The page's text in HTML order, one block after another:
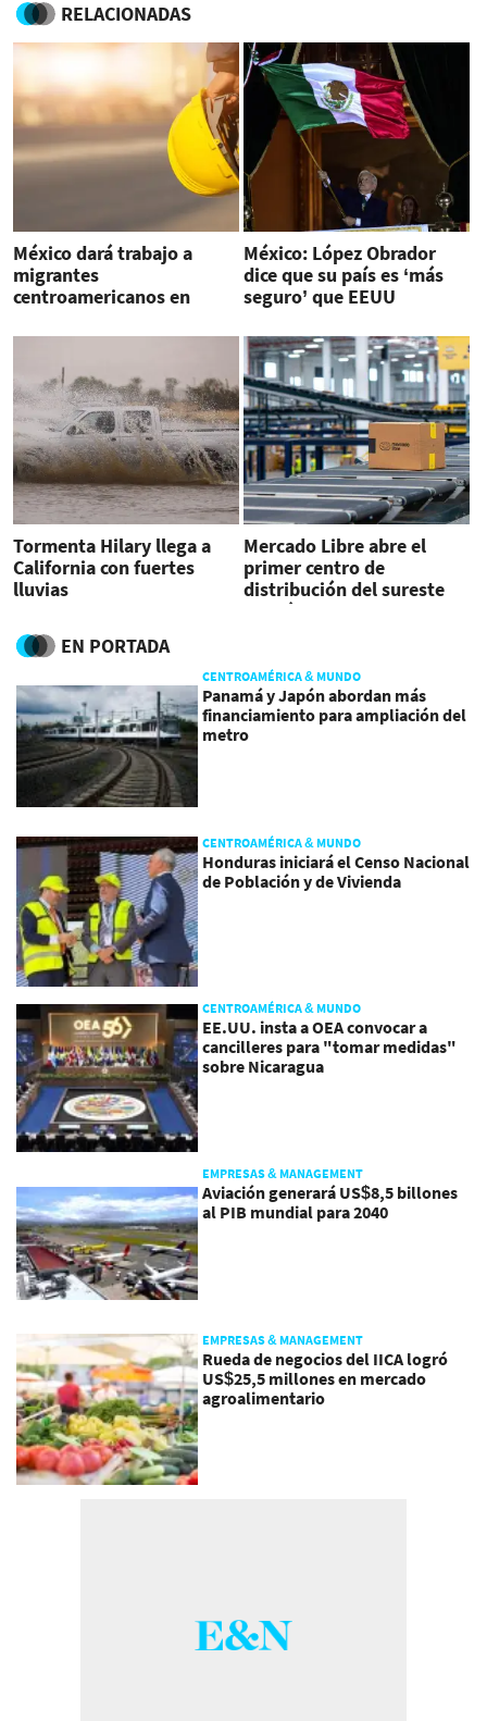
RELACIONADAS
México dará trabajo a
migrantes
centroamericanos en
México: López Obrador
dice que su país es ‘más
seguro’ que EEUU
Tormenta Hilary llega a
California con fuertes
lluvias
Mercado Libre abre el
primer centro de
distribución del sureste
de México
EN PORTADA
CENTROAMÉRICA & MUNDO
Panamá y Japón abordan más
financiamiento para ampliación del
metro
CENTROAMÉRICA & MUNDO
Honduras iniciará el Censo Nacional
de Población y de Vivienda
CENTROAMÉRICA & MUNDO
EE.UU. insta a OEA convocar a
cancilleres para "tomar medidas"
sobre Nicaragua
EMPRESAS & MANAGEMENT
Aviación generará US$8,5 billones
al PIB mundial para 2040
EMPRESAS & MANAGEMENT
Rueda de negocios del IICA logró
US$25,5 millones en mercado
agroalimentario